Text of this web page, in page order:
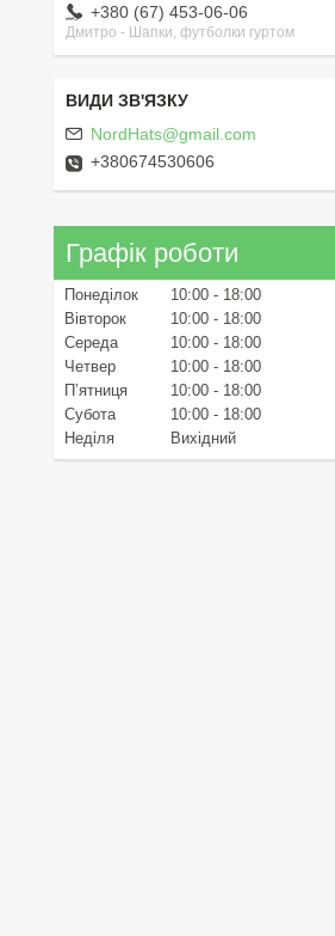
+380 (67) 453-06-06
Дмитро - Шапки, футболки гуртом
NordHats@gmail.com
+380674530606
Графік роботи
Понеділок 10:00
18:00
Вівторок
10:00
18:00
Середа
10:00
18:00
Четвер
10:00
18:00
Пʼятниця
10:00
18:00
Субота
10:00
18:00
Неділя
Вихідний